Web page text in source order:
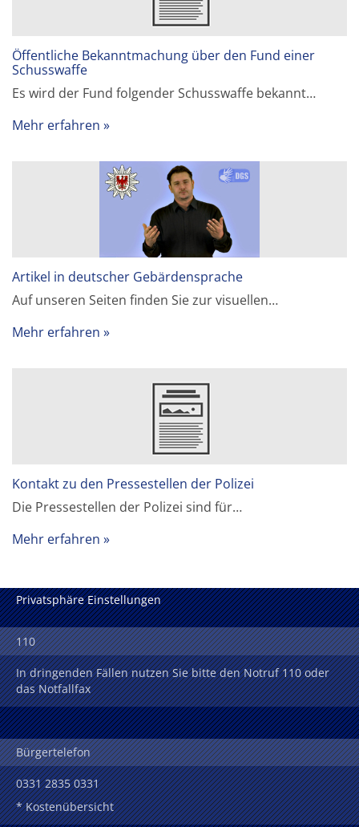
Öffentliche Bekanntmachung über den Fund einer
Schusswaffe
Es wird der Fund folgender Schusswaffe bekannt…
Mehr erfahren
Artikel in deutscher Gebärdensprache
Auf unseren Seiten finden Sie zur visuellen…
Mehr erfahren
Kontakt zu den Pressestellen der Polizei
Die Pressestellen der Polizei sind für…
Mehr erfahren
Privatsphäre Einstellungen
110
In dringenden Fällen nutzen Sie bitte den Notruf 110 oder
das Notfallfax
Bürgertelefon
0331 2835 0331
* Kostenübersicht